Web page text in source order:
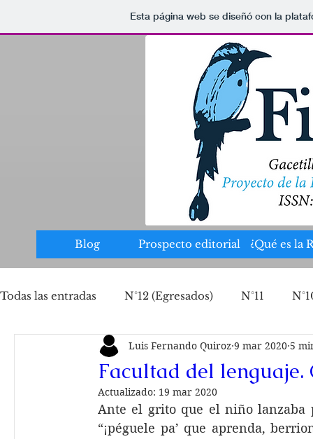
Esta página web se diseñó con la
Blog Prospecto editorial ¿Qué es la
Todas las entradas N°12 (Egresados) N°11
Nº 3 Nº 2 Nº 1 Editorial
Piezas gráficas Lectura recomendada
Facultad del
Luis Fernando Quiroz 9 mar 2020 5
Actualizado: 19 mar 2020
Ante el grito que el niño lanzaba
“¡péguele pa’ que aprenda,